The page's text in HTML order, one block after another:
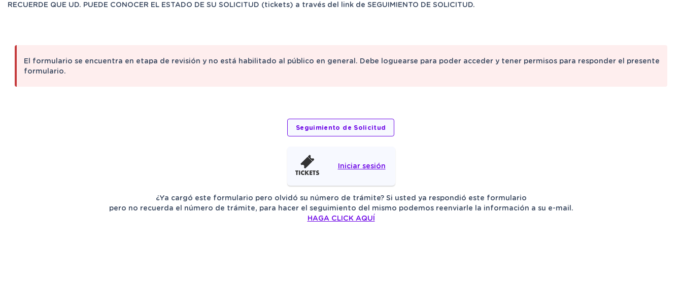
RECUERDE QUE UD. PUEDE CONOCER EL ESTADO DE SU SOLICITUD (tickets) a través del link de SEGUIMIENTO DE SOLICITUD.
El formulario se encuentra en etapa de revisión y no está habilitado al público en general. Debe loguearse para poder acceder y tener permisos para responder el presente
formulario.
Iniciar sesión
¿Ya cargó este formulario pero olvidó su número de trámite? Si usted ya respondió este formulario
pero no recuerda el número de trámite, para hacer el seguimiento del mismo podemos reenviarle la información a su e-mail.
HAGA CLICK AQUÍ